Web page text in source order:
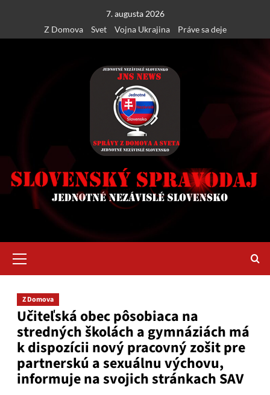
content
7. augusta 2026
Z Domova
Svet Vojna Ukrajina Práve sa deje
Menu
Z Domova
Učiteľská obec pôsobiaca na
stredných školách a gymnáziách má
k dispozícii nový pracovný zošit pre
partnerskú a sexuálnu výchovu,
informuje na svojich stránkach SAV